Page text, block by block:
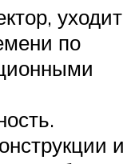
уходит
по
и